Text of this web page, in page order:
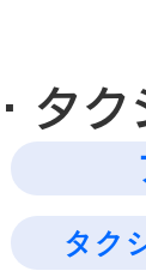
・タ
タク